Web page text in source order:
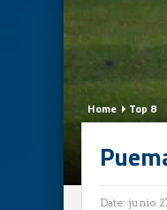
Home Top 8
Date: junio